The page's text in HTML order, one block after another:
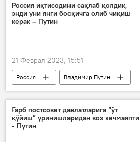
Россия иқтисодини сақлаб қолдик,
энди уни янги босқичга олиб чиқиш
керак – Путин
21 Феврал 2023, 15:51
Россия
Владимир Путин
нутқ
нутқ сўзлади
Ғарб постсовет давлатларига “ўт
қўйиш” уринишларидан воз кечмаяпти
- Путин